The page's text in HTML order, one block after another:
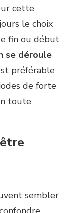
cette
le choix
fin ou début
se déroule
préférable
de forte
toute
sembler